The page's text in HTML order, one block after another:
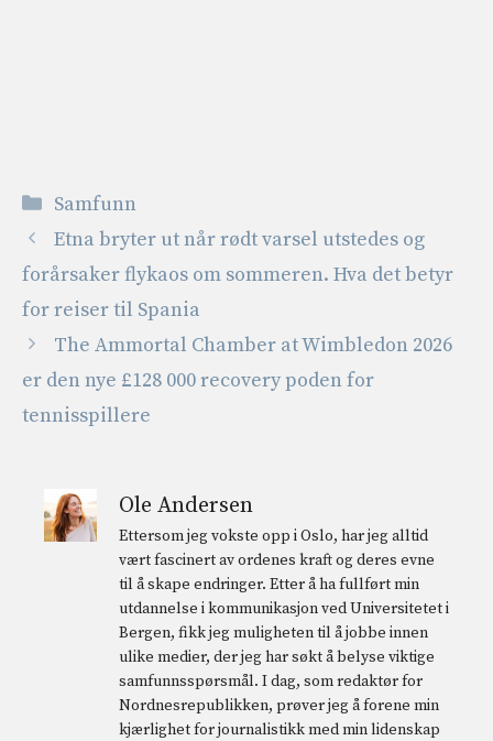
Kategorier
Samfunn
Etna bryter ut når rødt varsel utstedes og
forårsaker flykaos om sommeren. Hva det betyr
for reiser til Spania
The Ammortal Chamber at Wimbledon 2026
er den nye £128 000 recovery poden for
tennisspillere
Ole Andersen
Ettersom jeg vokste opp i Oslo, har jeg alltid
vært fascinert av ordenes kraft og deres evne
til å skape endringer. Etter å ha fullført min
utdannelse i kommunikasjon ved Universitetet i
Bergen, fikk jeg muligheten til å jobbe innen
ulike medier, der jeg har søkt å belyse viktige
samfunnsspørsmål. I dag, som redaktør for
Nordnesrepublikken, prøver jeg å forene min
kjærlighet for journalistikk med min lidenskap